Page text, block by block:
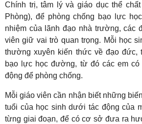
Chính trị, tâm lý và giáo dục thể
Phòng), để phòng chống bạo lực
nhiệm của lãnh đạo nhà trường, các
viên giữ vai trò quan trọng. Mỗi học
thường xuyên kiến thức về đạo đức,
bạo lực học đường, từ đó các em có
động để phòng chống.
Mỗi giáo viên cần nhận biết những
tuổi của học sinh dưới tác động của
từng giai đoạn, để có cơ sở đưa ra